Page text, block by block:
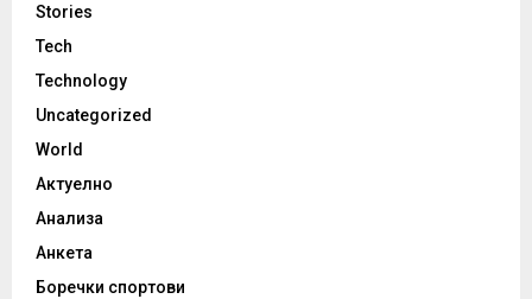
Stories
Tech
Technology
Uncategorized
World
Актуелно
Анализа
Анкета
Боречки спортови